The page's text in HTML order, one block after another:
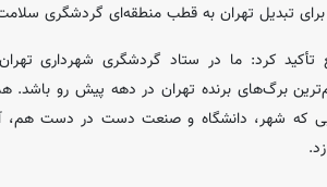
تبدیل تهران به قطب منطقه‌ای گردشگری
تأکید کرد: ما در ستاد گردشگری شهرداری
برگ‌های برنده تهران در دهه پیش رو باشد.
که شهر، دانشگاه و صنعت دست در دست هم،